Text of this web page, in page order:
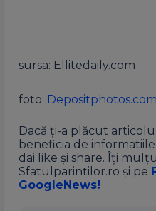
sursa: Ellitedaily.com
foto: Depositphotos.com
Dacă ți-a plăcut
beneficia de
dai like și share. Îți
Sfatulparintilor.ro și pe
GoogleNews!